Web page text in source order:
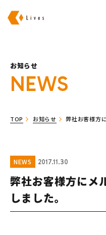
お知らせ
NEWS
TOP お知らせ 弊社お客様方
NEWS 2017.11.30
弊社お客様方にメ
しました。